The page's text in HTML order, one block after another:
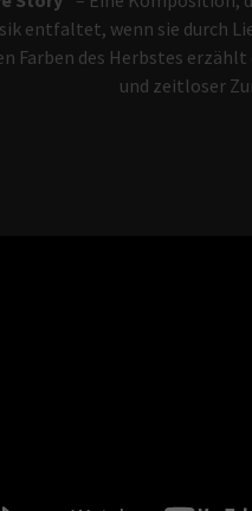
entfaltet, wenn sie durch
Farben des Herbstes
und zeitloser